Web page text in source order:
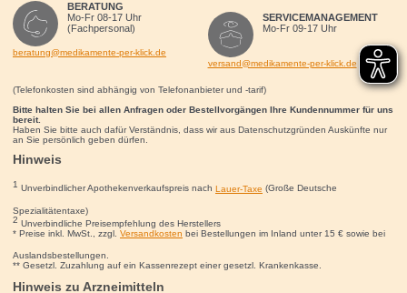
BERATUNG
Mo-Fr 08-17 Uhr
(Fachpersonal)
beratung@medikamente-per-klick.de
SERVICEMANAGEMENT
Mo-Fr 09-17 Uhr
versand@medikamente-per-klick.de
(Telefonkosten sind abhängig von Telefonanbieter und -tarif)
Bitte halten Sie bei allen Anfragen oder Bestellvorgängen Ihre Kundennummer für uns
bereit.
Haben Sie bitte auch dafür Verständnis, dass wir aus Datenschutzgründen Auskünfte nur
an Sie persönlich geben dürfen.
Hinweis
1 Unverbindlicher Apothekenverkaufspreis nach Lauer-Taxe (Große Deutsche
Spezialitätentaxe)
2 Unverbindliche Preisempfehlung des Herstellers
* Preise inkl. MwSt., zzgl. Versandkosten bei Bestellungen im Inland unter 15 €sowie bei
Auslandsbestellungen.
** Gesetzl. Zuzahlung auf ein Kassenrezept einer gesetzl. Krankenkasse.
Hinweis zu Arzneimitteln